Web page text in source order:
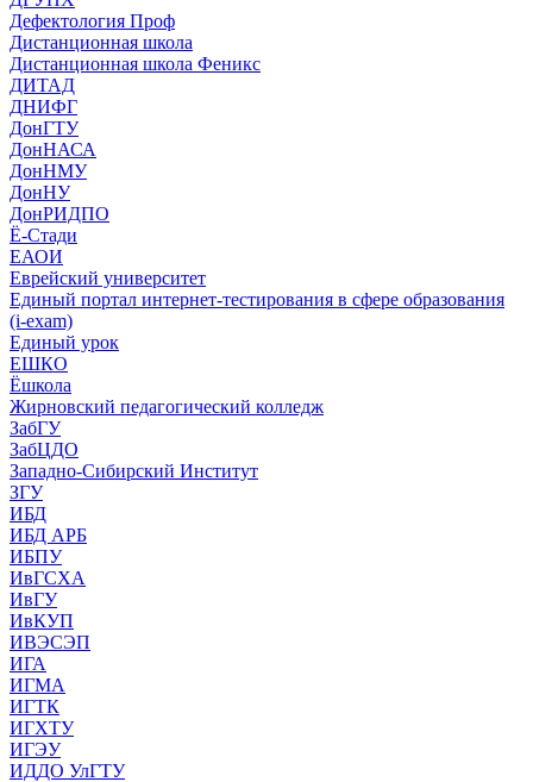
Дефектология Проф
Дистанционная школа
Дистанционная школа Феникс
ДИТАД
ДНИФГ
ДонГТУ
ДонНАСА
ДонНМУ
ДонНУ
ДонРИДПО
Ё-Стади
ЕАОИ
Еврейский университет
Единый портал интернет-тестирования в сфере образования
(i-exam)
Единый урок
ЕШКО
Ёшкола
Жирновский педагогический колледж
ЗабГУ
ЗабЦДО
Западно-Сибирский Институт
ЗГУ
ИБД
ИБД АРБ
ИБПУ
ИвГСХА
ИвГУ
ИвКУП
ИВЭСЭП
ИГА
ИГМА
ИГТК
ИГХТУ
ИГЭУ
ИДДО УлГТУ